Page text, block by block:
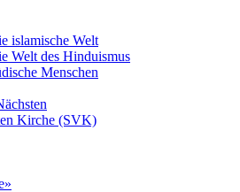
islamische Welt
Welt des Hinduismus
Menschen
Kirche (SVK)